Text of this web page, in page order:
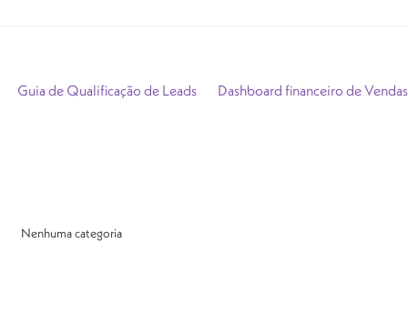
Guia de Qualificação de Leads Dashboard financeiro de Vendas
Nenhuma categoria